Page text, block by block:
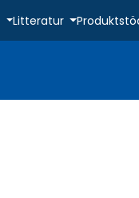
Litteratur